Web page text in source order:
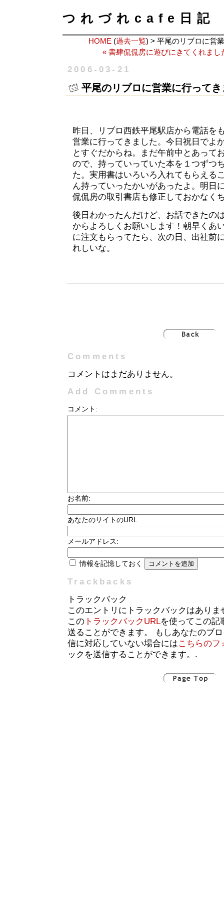
つれづれcafe日記
HOME (過去一覧) > 平尾のリブロに営
« 書肆侃侃房に遊びにきてくれまし
2006-03-21
平尾のリブロに営業に行って
昨日、リブロ西鉄平尾駅店から電話を
営業に行ってきました。今日祝日でよ
とすぐだからね。まだ午前中とあって
ので、持っていっていた本を１つずつ
た。実用書はいろいろ入れてもらえる
ん持っていったかいがあったよ。明日
侃侃房の取引書店も修正しておかなく
後日わかったんだけど、お話できたの
からよろしくお願いします！朝早くあ
に注文もらってたら、次の日、出社前
れしいな。
Comments
コメントはまだありません。
Add Comments
コメント:
お名前:
あなたのサイトのURL:
メールアドレス:
情報を記憶しておく
Trackbacks
トラックバック
このエントリにトラックバックはありま
この トラックバックURLを使ってこの記
送ることができます。 もしあなたのブ
信に対応していない場合にはこちらのフ
ックを送信することができます。.